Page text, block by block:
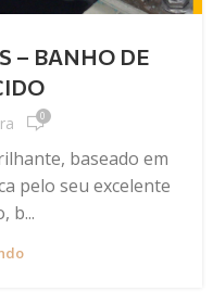
– BANHO DE
0
baseado em
pelo seu excelente
b...